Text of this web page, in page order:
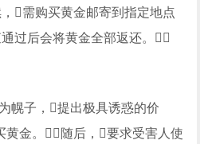
需购买黄金邮寄到指定地点
过后会将黄金全部返还。
幌子，提出极具诱惑的价
黄金。随后，要求受害人使